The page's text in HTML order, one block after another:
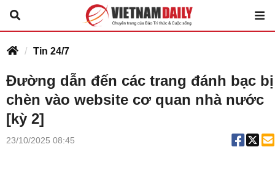
Tin 24/7
Đường dẫn đến các trang đánh bạc bị
chèn vào website cơ quan nhà nước
[kỳ 2]
23/10/2025 08:45